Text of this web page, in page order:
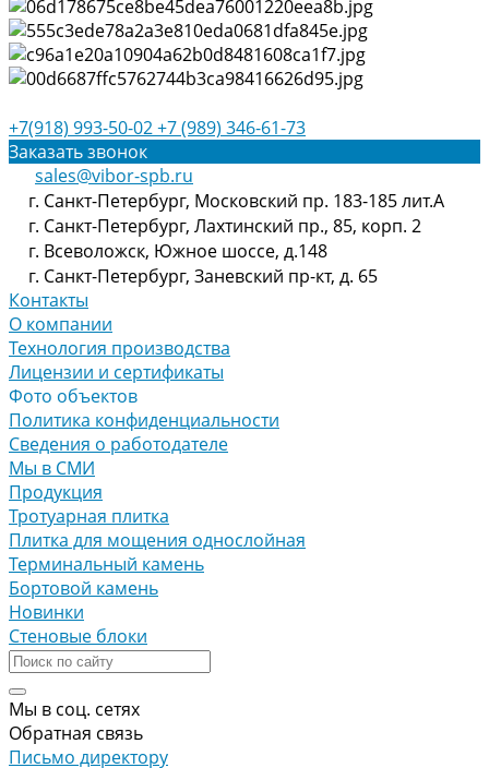
+7(918) 993-50-02+7 (989) 346-61-73
Заказать звонок
sales@vibor-spb.ru
г. Санкт-Петербург, Московский пр. 183-185 лит.А
г. Санкт-Петербург, Лахтинский пр., 85, корп. 2
г. Всеволожск, Южное шоссе, д.148
г. Санкт-Петербург, Заневский пр-кт, д. 65
Контакты
О компании
Технология производства
Лицензии и сертификаты
Фото объектов
Политика конфиденциальности
Сведения о работодателе
Мы в СМИ
Продукция
Тротуарная плитка
Плитка для мощения однослойная
Терминальный камень
Бортовой камень
Новинки
Стеновые блоки
Мы в соц. сетях
Обратная связь
Письмо директору